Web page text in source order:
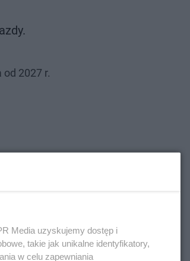
2027 r.
Media uzyskujemy dostęp i
takie jak unikalne identyfikatory,
w celu zapewniania